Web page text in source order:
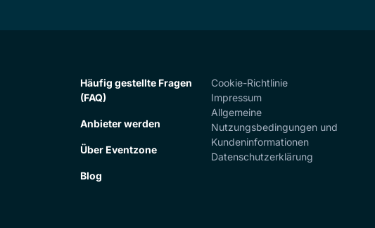
Häufig gestellte Fragen
(FAQ)
Anbieter werden
Über Eventzone
Blog
Cookie-Richtlinie
Impressum
Allgemeine
Nutzungsbedingungen und
Kundeninformationen
Datenschutzerklärung